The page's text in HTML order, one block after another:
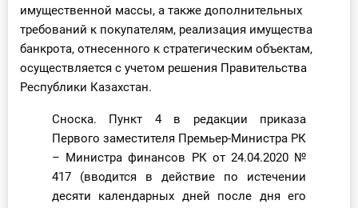
имущественной массы, а также дополнительных
требований к покупателям, реализация имущества
банкрота, отнесенного к стратегическим объектам,
осуществляется с учетом решения Правительства
Республики Казахстан.
Сноска. Пункт 4 в редакции приказа
Первого заместителя Премьер-Министра РК
– Министра финансов РК от 24.04.2020 №
417 (вводится в действие по истечении
десяти календарных дней после дня его